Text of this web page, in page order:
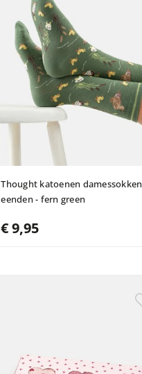
Thought katoenen damessokken
eenden - fern green
€ 9,95